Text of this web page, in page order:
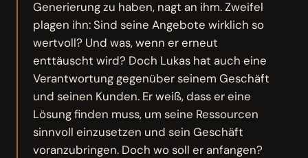
Generierung zu haben, nagt an ihm. Zweifel
plagen ihn: Sind seine Angebote wirklich so
wertvoll? Und was, wenn er erneut
enttäuscht wird? Doch Lukas hat auch eine
Verantwortung gegenüber seinem Geschäft
und seinen Kunden. Er weiß, dass er eine
Lösung finden muss, um seine Ressourcen
sinnvoll einzusetzen und sein Geschäft
voranzubringen. Doch wo soll er anfangen?